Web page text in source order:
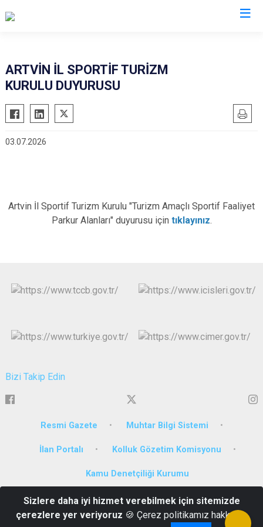
ARTVİN İL SPORTİF TURİZM
KURULU DUYURUSU
03.07.2026
Artvin İl Sportif Turizm Kurulu "Turizm Amaçlı Sportif Faaliyet
Parkur Alanları" duyurusu için tıklayınız.
Bizi Takip Edin
Resmi Gazete Muhtar Bilgi Sistemi
İlan Portalı Kolluk Gözetim Komisyonu
Kamu Denetçiliği Kurumu
Çarşı Mah. İnönü Caddesi Milli İrade Meydanı No:1 Artvin
0(466)212 10 08
Sizlere daha iyi hizmet verebilmek için sitemizde
çerezlere yer veriyoruz 🍪 Çerez politikamız hakkında